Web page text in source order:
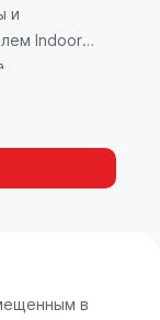
и
Indoor
в
на
в